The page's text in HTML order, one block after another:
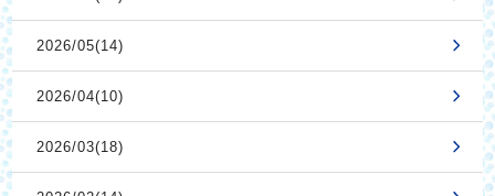
2026/05(14)
2026/04(10)
2026/03(18)